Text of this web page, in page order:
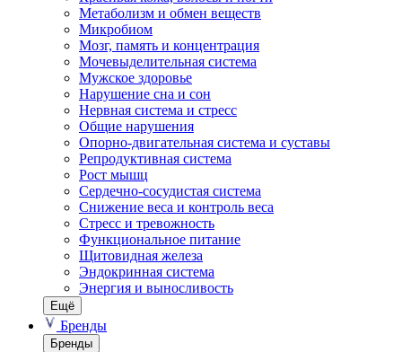
Метаболизм и обмен веществ
Микробиом
Мозг, память и концентрация
Мочевыделительная система
Мужское здоровье
Нарушение сна и сон
Нервная система и стресс
Общие нарушения
Опорно-двигательная система и суставы
Репродуктивная система
Рост мышц
Сердечно-сосудистая система
Снижение веса и контроль веса
Стресс и тревожность
Функциональное питание
Щитовидная железа
Эндокринная система
Энергия и выносливость
Ещё
Бренды
Бренды